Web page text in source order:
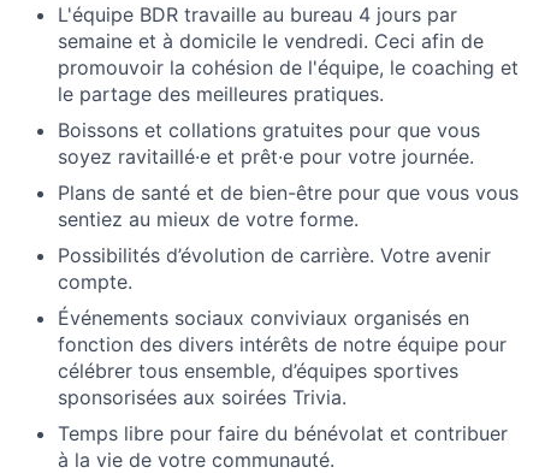
L'équipe BDR travaille au bureau 4 jours par
semaine et à domicile le vendredi. Ceci afin de
promouvoir la cohésion de l'équipe, le coaching et
le partage des meilleures pratiques.
Boissons et collations gratuites pour que vous
soyez ravitaillé·e et prêt·e pour votre journée.
Plans de santé et de bien-être pour que vous vous
sentiez au mieux de votre forme.
Possibilités d’évolution de carrière. Votre avenir
compte.
Événements sociaux conviviaux organisés en
fonction des divers intérêts de notre équipe pour
célébrer tous ensemble, d’équipes sportives
sponsorisées aux soirées Trivia.
Temps libre pour faire du bénévolat et contribuer
à la vie de votre communauté.